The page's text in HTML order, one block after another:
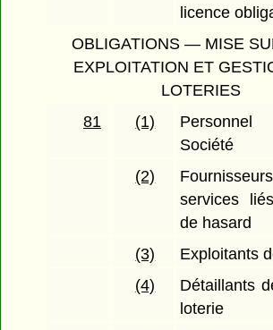
licence
OBLIGATIONS — MISE
EXPLOITATION ET
LOTERIES
81
(1)
Société
(2)
services
de hasard
(3)
Exploitants
(4)
Détaillants
loterie